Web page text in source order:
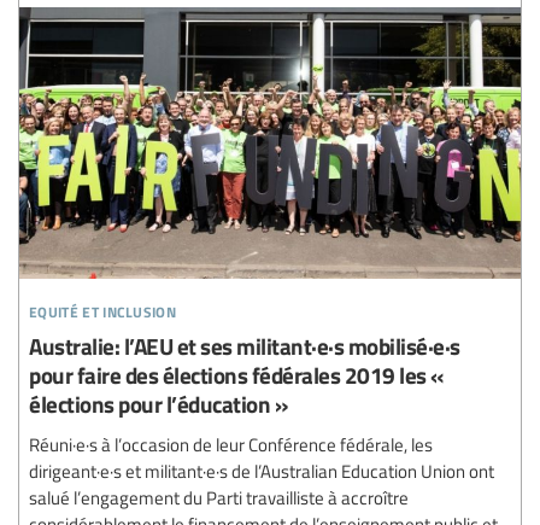
equité et inclusion
Australie: l’AEU et ses militant·e·s mobilisé·e·s
pour faire des élections fédérales 2019 les «
élections pour l’éducation »
Réuni·e·s à l’occasion de leur Conférence fédérale, les
dirigeant·e·s et militant·e·s de l’Australian Education Union ont
salué l’engagement du Parti travailliste à accroître